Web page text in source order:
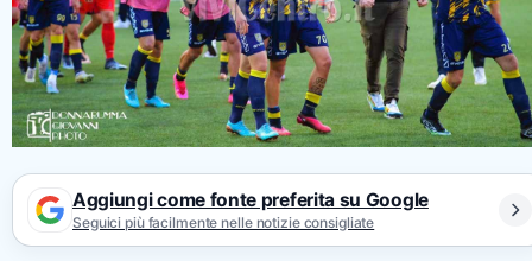
Aggiungi come fonte preferita su Google
Seguici più facilmente nelle notizie consigliate